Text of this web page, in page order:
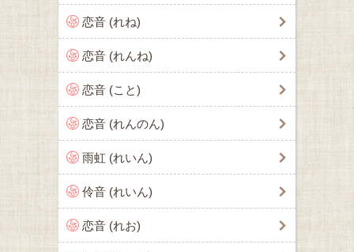
恋音 (れね)
恋音 (れんね)
恋音 (こと)
恋音 (れんのん)
雨虹 (れいん)
伶音 (れいん)
恋音 (れお)